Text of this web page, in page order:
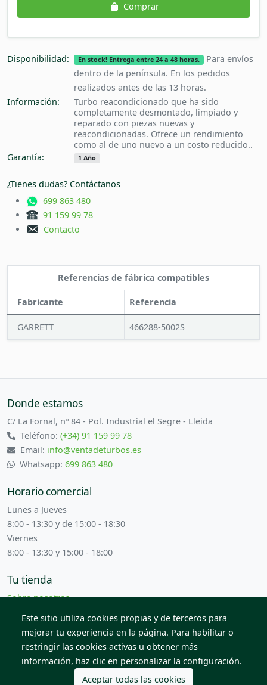
Comprar
Disponibilidad: En stock! Entrega entre 24 a 48 horas.
Para envíos
dentro de la península. En los pedidos
realizados antes de las 13 horas.
Información:
Turbo reacondicionado que ha sido
completamente desmontado, limpiado y
reparado con piezas nuevas y
reacondicionadas. Ofrece un rendimiento
como al de uno nuevo a un costo reducido..
Garantía:
1 Año
¿Tienes dudas? Contáctanos
699 863 480
91 159 99 78
Contacto
Referencias de fábrica compatibles
Fabricante Referencia
GARRETT 466288-5002S
Donde estamos
C/ La Fornal, nº 84 - Pol. Industrial el Segre - Lleida
Teléfono:(+34) 91 159 99 78
Email: info@ventadeturbos.es
Whatsapp: 699 863 480
Horario comercial
Lunes a Jueves
8:00 - 13:30 y de 15:00 - 18:30
Viernes
8:00 - 13:30 y 15:00 - 18:00
Tu tienda
Sobre nosotros
Términos y condiciones
Contacta con nosotros
© 2026 Todos los derechos reservados. Venta de Piezas
2012 S.L.
Este sitio utiliza cookies propias y de terceros para
mejorar tu experiencia en la página. Para habilitar o
restringir las cookies activas u obtener más
información, haz clic en personalizar la configuración.
Aceptar todas las cookies